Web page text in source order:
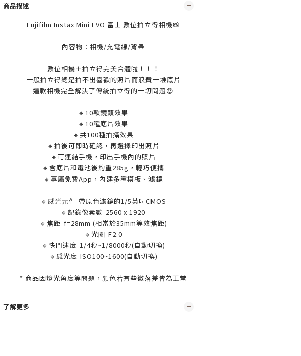
商品描述
Fujifilm Instax Mini EVO 富士 數位拍立得相機📸
內容物：相機/充電線/背帶
數位相機＋拍立得完美合體啦！！！
一般拍立得總是拍不出喜歡的照片而浪費一堆底片
這款相機完全解決了傳統拍立得的一切問題😍
🔸10款鏡頭效果
🔸10種底片效果
🔸共100種拍攝效果
🔸拍後可即時確認，再選擇印出照片
🔸可連結手機，印出手機內的照片
🔸含底片和電池後約重285g，輕巧便攜
🔸 專屬免費App，內建多種模板、濾鏡
🔹感光元件-帶原色濾鏡的1/5英吋CMOS
🔹記錄像素數-2560 x 1920
🔹焦距-f=28mm (相當於35mm等效焦距)
🔹光圈-F2.0
🔹快門速度-1/4秒~1/8000秒(自動切換)
🔹感光度-ISO100~1600(自動切換)
* 商品因燈光角度等問題，顏色若有些微落差皆為正常
了解更多